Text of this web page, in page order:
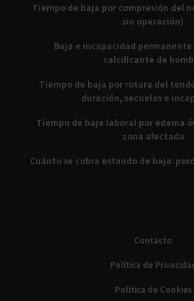
Tiempo de baja por compresión del
sin operación)
Baja e incapacidad
calcificante de
Tiempo de baja por rotura del
duración, secuelas e
Tiempo de baja laboral por edema
zona afectada
Cuánto se cobra estando de baja:
Contacto
Política de
Política de Cookies